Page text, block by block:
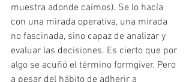
muestra adonde caímos). Se lo hacía
con una mirada operativa, una mirada
no fascinada, sino capaz de analizar y
evaluar las decisiones. Es cierto que por
algo se acuñó el término formgiver. Pero
a pesar del hábito de adherir a